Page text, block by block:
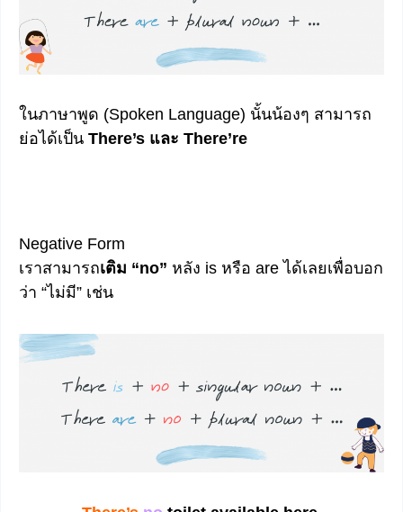
ในภาษาพูด (Spoken Language) นั้นน้องๆ สามารถ
ย่อได้เป็น There’s และ There’re
Negative Form
เราสามารถเติม “no” หลัง is หรือ are ได้เลยเพื่อบอก
ว่า “ไม่มี” เช่น